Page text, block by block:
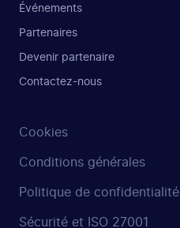
Événements
Partenaires
Devenir partenaire
Contactez-nous
Cookies
Conditions générales
Politique de confidentialité
Sécurité et ISO 27001